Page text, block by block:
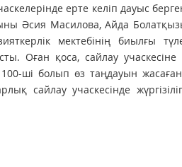
ерте келіп дауыс
Әсия Масилова, Айда
мектебінің биылғы
Оған қоса, сайлау
ші болып өз таңдауын
сайлау учаскесінде